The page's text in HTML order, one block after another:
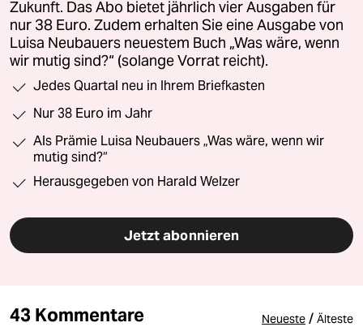
Zukunft. Das Abo bietet jährlich vier Ausgaben für
nur 38 Euro. Zudem erhalten Sie eine Ausgabe von
Luisa Neubauers neuestem Buch „Was wäre, wenn
wir mutig sind?“ (solange Vorrat reicht).
Jedes Quartal neu in Ihrem Briefkasten
Nur 38 Euro im Jahr
Als Prämie Luisa Neubauers „Was wäre, wenn wir
mutig sind?“
Herausgegeben von Harald Welzer
Jetzt abonnieren
43 Kommentare Neueste / Älteste